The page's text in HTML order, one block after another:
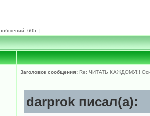
605 ]
Заголовок сообщения: Re: ЧИТАТЬ КАЖДОМУ!!!
darprok писал(а):